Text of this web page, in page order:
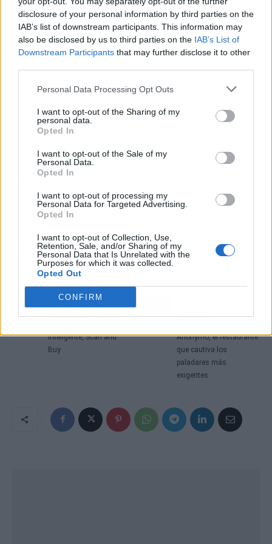
disclosure of your personal information by third parties on the
IAB’s list of downstream participants. This information may
also be disclosed by us to third parties on the IAB’s List of
Downstream Participants that may further disclose it to other
Personal Data Processing Opt Outs
I want to opt-out of the Sharing of my
personal data.
Opted In
I want to opt-out of the Sale of my
Personal Data.
Opted In
I want to opt-out of processing my
Personal Data for Targeted Advertising.
Opted In
I want to opt-out of Collection, Use,
Retention, Sale, and/or Sharing of my
Personal Data that Is Unrelated with the
Purposes for which it was collected.
Opted Out
CONFIRM
combinan con un servicio confiable y
respaldado por una larga trayectoria en el
sector, durante la cualhan repartido más de
540 millones de euros en premios.
Artículo anterior
Una nueva experiencia
de compra a través de
inteligente, Scan and
Buy
Artículo siguiente
Anónymo, el restaurante
que cautiva los
paladares más
exigentes